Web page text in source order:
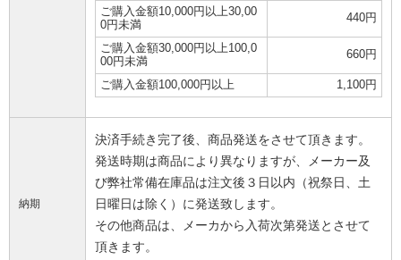
ご購入金額10,000円以上30,00
0円未満
440円
ご購入金額30,000円以上100,0
00円未満
660円
ご購入金額100,000円以上 1,100円
納期
決済手続き完了後、商品発送をさせて頂きます。
発送時期は商品により異なりますが、メーカー及
び弊社常備在庫品は注文後３日以内（祝祭日、土
日曜日は除く）に発送致します。
その他商品は、メーカから入荷次第発送とさせて
頂きます。